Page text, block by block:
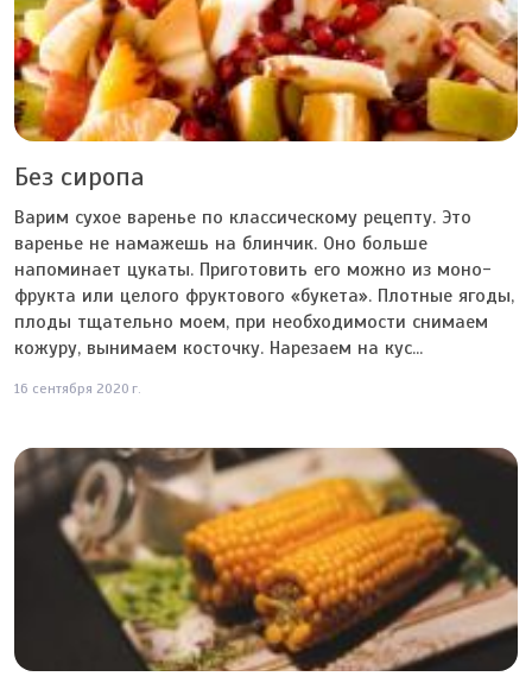
Без сиропа
Варим сухое варенье по классическому рецепту. Это
варенье не намажешь на блинчик. Оно больше
напоминает цукаты. Приготовить его можно из моно-
фрукта или целого фруктового «букета». Плотные ягоды,
плоды тщательно моем, при необходимости снимаем
кожуру, вынимаем косточку. Нарезаем на кус...
16 сентября 2020 г.